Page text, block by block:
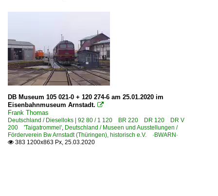
DB Museum 105 021-0 + 120 274-6 am 25.01.2020 im
Eisenbahnmuseum Arnstadt. 
Frank Thomas
Deutschland / Dieselloks | 92 80 / 1 120 BR 220 DR 120 DR V
200 'Taigatrommel', Deutschland / Museen und Ausstellungen /
Förderverein Bw Arnstadt (Thüringen), historisch e.V. ·BWARN·
 383 1200x863 Px, 25.03.2020